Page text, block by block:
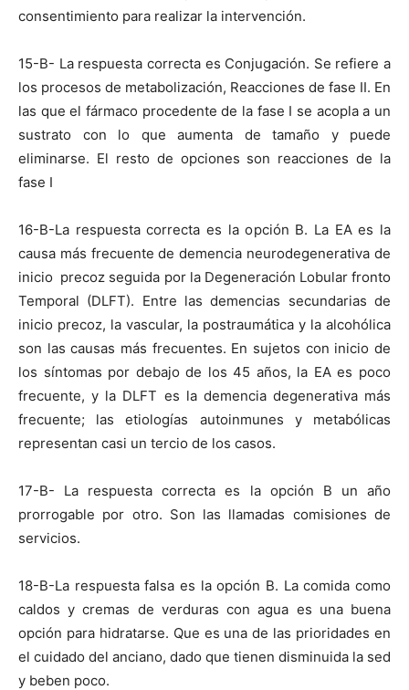
consentimiento para realizar la intervención.
15-B- La respuesta correcta es Conjugación. Se refiere a
los procesos de metabolización, Reacciones de fase II. En
las que el fármaco procedente de la fase I se acopla a un
sustrato con lo que aumenta de tamaño y puede
eliminarse. El resto de opciones son reacciones de la
fase I
16-B-La respuesta correcta es la opción B. La EA es la
causa más frecuente de demencia neurodegenerativa de
inicio precoz seguida por la Degeneración Lobular fronto
Temporal (DLFT). Entre las demencias secundarias de
inicio precoz, la vascular, la postraumática y la alcohólica
son las causas más frecuentes. En sujetos con inicio de
los síntomas por debajo de los 45 años, la EA es poco
frecuente, y la DLFT es la demencia degenerativa más
frecuente; las etiologías autoinmunes y metabólicas
representan casi un tercio de los casos.
17-B- La respuesta correcta es la opción B un año
prorrogable por otro. Son las llamadas comisiones de
servicios.
18-B-La respuesta falsa es la opción B. La comida como
caldos y cremas de verduras con agua es una buena
opción para hidratarse. Que es una de las prioridades en
el cuidado del anciano, dado que tienen disminuida la sed
y beben poco.